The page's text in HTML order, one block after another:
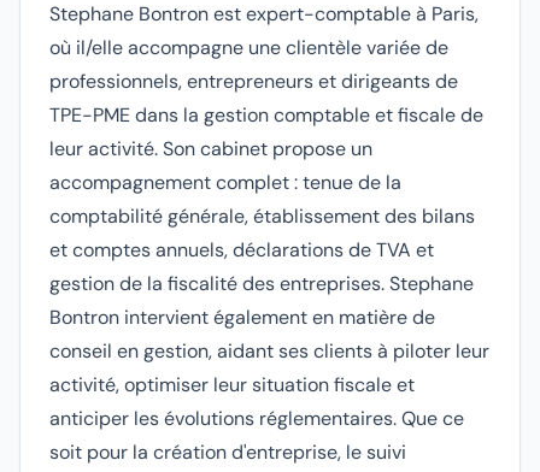
Stephane Bontron est expert-comptable à Paris,
où il/elle accompagne une clientèle variée de
professionnels, entrepreneurs et dirigeants de
TPE-PME dans la gestion comptable et fiscale de
leur activité. Son cabinet propose un
accompagnement complet : tenue de la
comptabilité générale, établissement des bilans
et comptes annuels, déclarations de TVA et
gestion de la fiscalité des entreprises. Stephane
Bontron intervient également en matière de
conseil en gestion, aidant ses clients à piloter leur
activité, optimiser leur situation fiscale et
anticiper les évolutions réglementaires. Que ce
soit pour la création d'entreprise, le suivi